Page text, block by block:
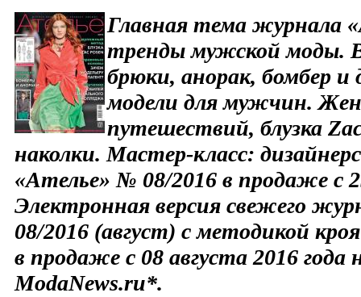
Главная тема журнала
тренды мужской моды.
брюки, анорак, бомбер и
модели для мужчин.
путешествий, блузка
наколки. Мастер-класс:
«Ателье» № 08/2016 в продаже с
Электронная версия свежего
08/2016 (август) с методикой
в продаже с 08 августа 2016 года
ModaNews.ru*.